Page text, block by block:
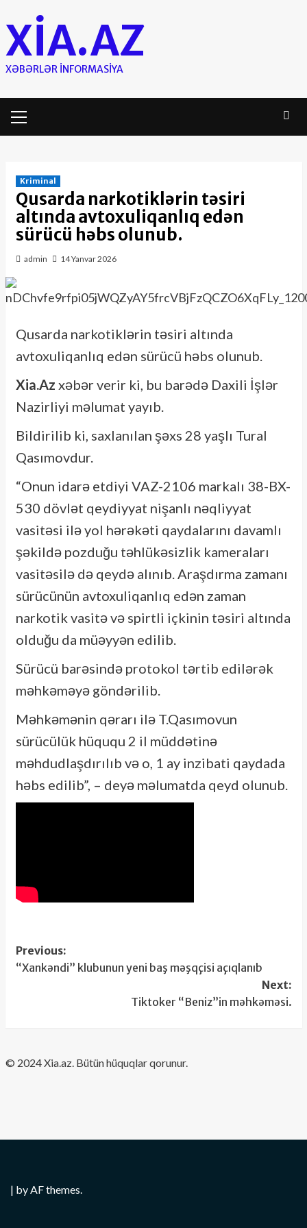
to
content
XIA.AZ
XƏBƏRLƏR INFORMASIYA
Menu
Kriminal
Qusarda narkotiklərin təsiri
altında avtoxuliqanlıq edən
sürücü həbs olunub.
admin 14 Yanvar 2026
Qusarda narkotiklərin təsiri altında
avtoxuliqanlıq edən sürücü həbs olunub.
Xia.Az xəbər verir ki, bu barədə Daxili İşlər
Nazirliyi məlumat yayıb.
Bildirilib ki, saxlanılan şəxs 28 yaşlı Tural
Qasımovdur.
“Onun idarə etdiyi VAZ-2106 markalı 38-BX-
530 dövlət qeydiyyat nişanlı nəqliyyat
vasitəsi ilə yol hərəkəti qaydalarını davamlı
şəkildə pozduğu təhlükəsizlik kameraları
vasitəsilə də qeydə alınıb. Araşdırma zamanı
sürücünün avtoxuliqanlıq edən zaman
narkotik vasitə və spirtli içkinin təsiri altında
olduğu da müəyyən edilib.
Sürücü barəsində protokol tərtib edilərək
məhkəməyə göndərilib.
Məhkəmənin qərarı ilə T.Qasımovun
sürücülük hüququ 2 il müddətinə
məhdudlaşdırılıb və o, 1 ay inzibati qaydada
həbs edilib”, – deyə məlumatda qeyd olunub.
Post
navigation
Previous:
“Xankəndi” klubunun yeni baş məşqçisi açıqlanıb
Next:
Tiktoker “Beniz”in məhkəməsi.
​© 2024 Xia.az. Bütün hüquqlar qorunur.
| by AF themes.